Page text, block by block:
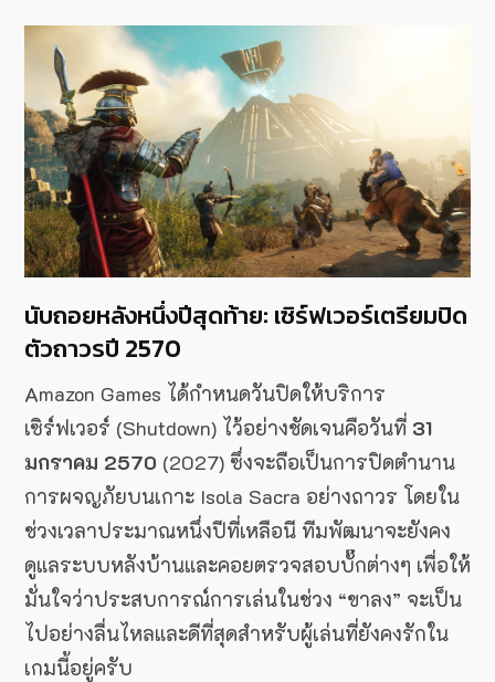
นับถอยหลังหนึ่งปีสุดท้าย: เซิร์ฟเวอร์เตรียมปิด
ตัวถาวรปี 2570
Amazon Games ได้กำหนดวันปิดให้บริการ
เซิร์ฟเวอร์ (Shutdown) ไว้อย่างชัดเจนคือวันที่ 31
มกราคม 2570 (2027) ซึ่งจะถือเป็นการปิดตำนาน
การผจญภัยบนเกาะ Isola Sacra อย่างถาวร โดยใน
ช่วงเวลาประมาณหนึ่งปีที่เหลือนี ทีมพัฒนาจะยังคง
ดูแลระบบหลังบ้านและคอยตรวจสอบบั๊กต่างๆ เพื่อให้
มั่นใจว่าประสบการณ์การเล่นในช่วง “ขาลง” จะเป็น
ไปอย่างลื่นไหลและดีที่สุดสำหรับผู้เล่นที่ยังคงรักใน
เกมนี้อยู่ครับ